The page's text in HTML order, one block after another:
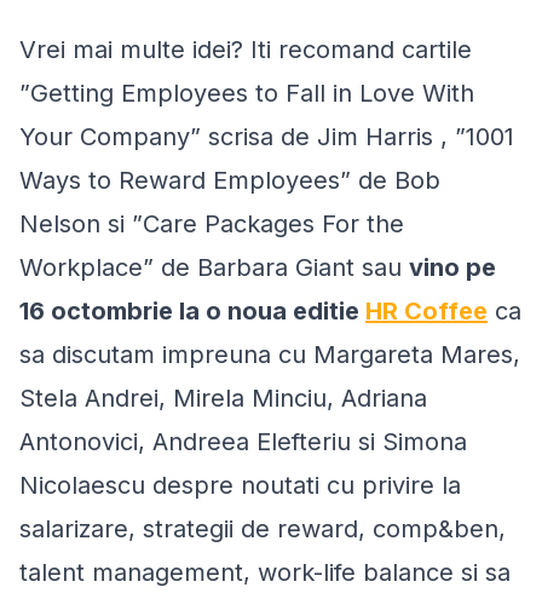
Vrei mai multe idei? Iti recomand cartile
”Getting Employees to Fall in Love With
Your Company” scrisa de Jim Harris , ”1001
Ways to Reward Employees” de Bob
Nelson si ”Care Packages For the
Workplace” de Barbara Giant sau vino pe
16 octombrie la o noua editie HR Coffee ca
sa discutam impreuna cu Margareta Mares,
Stela Andrei, Mirela Minciu, Adriana
Antonovici, Andreea Elefteriu si Simona
Nicolaescu despre noutati cu privire la
salarizare, strategii de reward, comp&ben,
talent management, work-life balance si sa